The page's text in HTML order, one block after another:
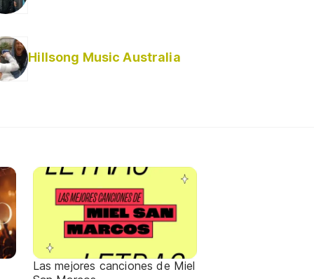
Hillsong Music Australia
Las mejores canciones de Miel